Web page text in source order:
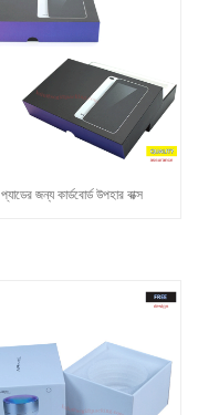
প্যাডের জন্য কার্ডবোর্ড উপহার বাক্স